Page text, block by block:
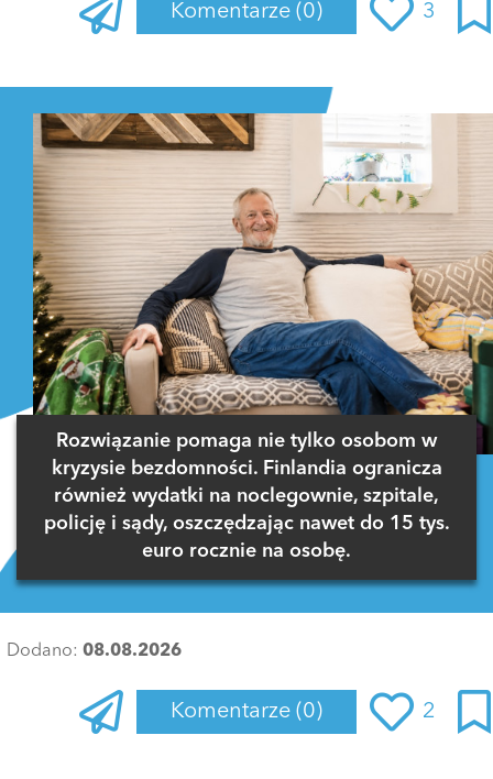
Komentarze (0) 3
Rozwiązanie pomaga nie tylko osobom w
kryzysie bezdomności. Finlandia ogranicza
również wydatki na noclegownie, szpitale,
policję i sądy, oszczędzając nawet do 15 tys.
euro rocznie na osobę.
Dodano: 08.08.2026
Komentarze (0) 2